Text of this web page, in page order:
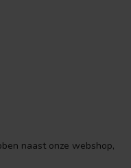
naast onze webshop,